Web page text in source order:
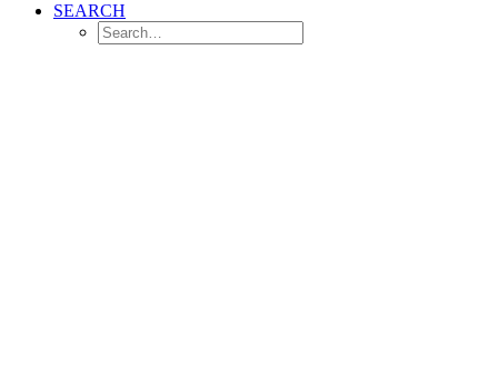
SEARCH